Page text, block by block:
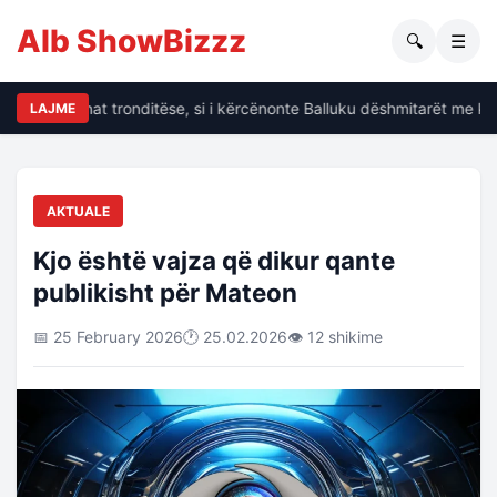
Alb ShowBizzz 🔍 ☰
LAJME
të dhënat tronditëse, si i kërcënonte Balluku dëshmitarët me
AKTUALE
Kjo është vajza që dikur qante
publikisht për Mateon
📅 25 February 2026🕐 25.02.2026👁 12 shikime